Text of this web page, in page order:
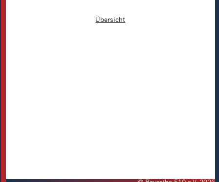
Übersicht